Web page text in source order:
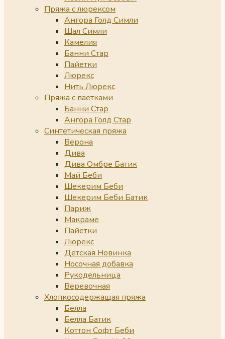
Пряжа с люрексом
Ангора Голд Симли
Шал Симли
Камелия
Банни Стар
Пайетки
Люрекс
Нить Люрекс
Пряжа с паетками
Банни Стар
Ангора Голд Стар
Синтетическая пряжа
Верона
Дива
Дива Омбре Батик
Май Беби
Шекерим Беби
Шекерим Беби Батик
Париж
Макраме
Пайетки
Люрекс
Детская Новинка
Носочная добавка
Рукодельница
Веревочная
Хлопкосодержащая пряжа
Белла
Белла Батик
Коттон Софт Беби